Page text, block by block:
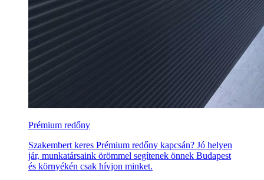
Prémium redőny
Szakembert keres Prémium redőny kapcsán? Jó helyen
jár, munkatársaink örömmel segítenek önnek Budapest
és környékén csak hívjon minket.